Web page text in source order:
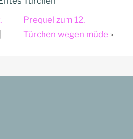
Prequel zum 12.
Türchen wegen müde